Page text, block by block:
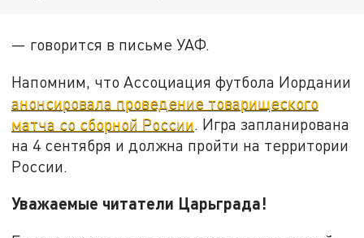
— говорится в письме УАФ.
Напомним, что Ассоциация футбола Иордании
анонсировала проведение товарищеского
матча со сборной России. Игра запланирована
на 4 сентября и должна пройти на территории
России.
Уважаемые читатели Царьграда!